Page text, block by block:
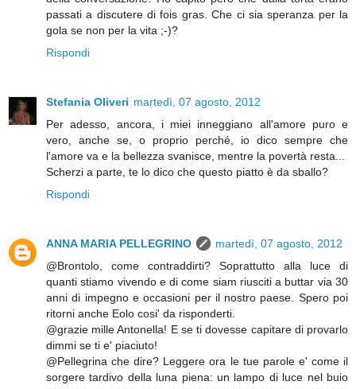
passati a discutere di fois gras. Che ci sia speranza per la
gola se non per la vita ;-)?
Rispondi
Stefania Oliveri martedì, 07 agosto, 2012
Per adesso, ancora, i miei inneggiano all'amore puro e
vero, anche se, o proprio perché, io dico sempre che
l'amore va e la bellezza svanisce, mentre la povertà resta...
Scherzi a parte, te lo dico che questo piatto è da sballo?
Rispondi
ANNA MARIA PELLEGRINO
martedì, 07 agosto, 2012
@Brontolo, come contraddirti? Soprattutto alla luce di
quanti stiamo vivendo e di come siam riusciti a buttar via 30
anni di impegno e occasioni per il nostro paese. Spero poi
ritorni anche Eolo cosi' da risponderti.
@grazie mille Antonella! E se ti dovesse capitare di provarlo
dimmi se ti e' piaciuto!
@Pellegrina che dire? Leggere ora le tue parole e' come il
sorgere tardivo della luna piena: un lampo di luce nel buio